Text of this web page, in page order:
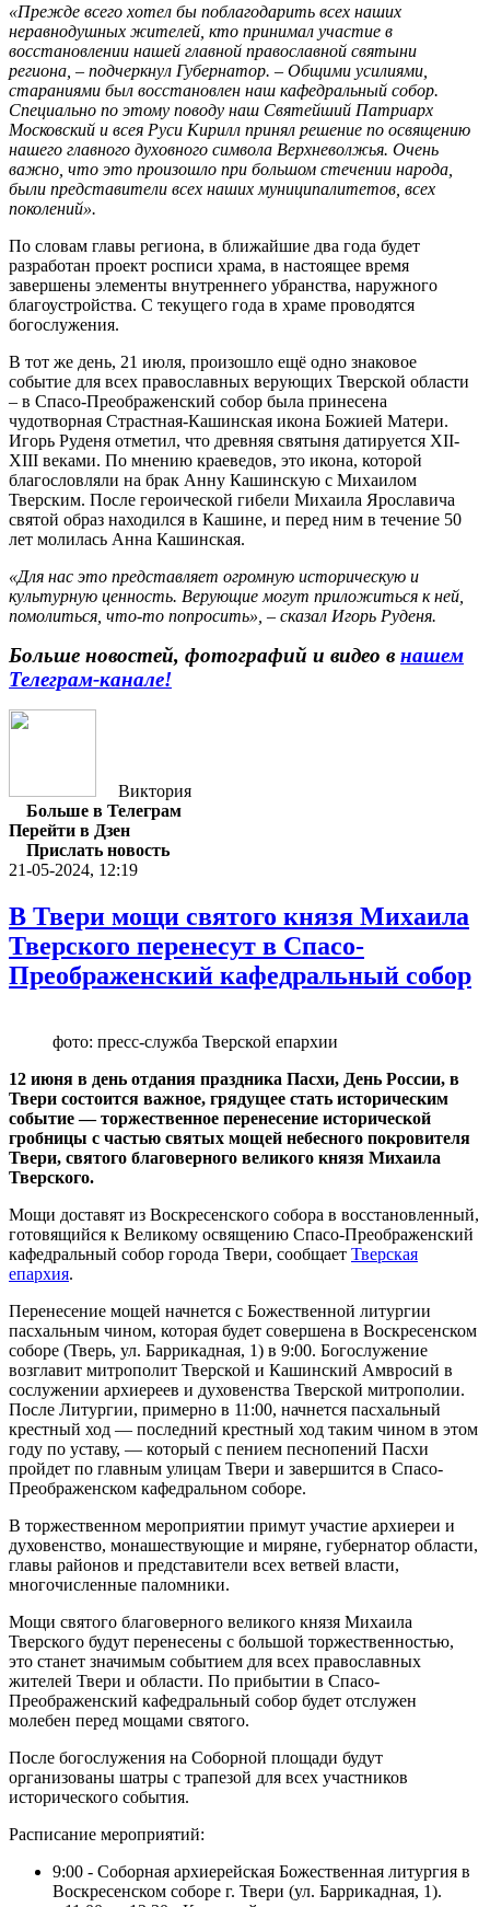
«Прежде всего хотел бы поблагодарить всех наших
неравнодушных жителей, кто принимал участие в
восстановлении нашей главной православной святыни
региона, – подчеркнул Губернатор. – Общими усилиями,
стараниями был восстановлен наш кафедральный собор.
Специально по этому поводу наш Святейший Патриарх
Московский и всея Руси Кирилл принял решение по освящению
нашего главного духовного символа Верхневолжья. Очень
важно, что это произошло при большом стечении народа,
были представители всех наших муниципалитетов, всех
поколений».
По словам главы региона, в ближайшие два года будет
разработан проект росписи храма, в настоящее время
завершены элементы внутреннего убранства, наружного
благоустройства. С текущего года в храме проводятся
богослужения.
В тот же день, 21 июля, произошло ещё одно знаковое
событие для всех православных верующих Тверской области
– в Спасо-Преображенский собор была принесена
чудотворная Страстная-Кашинская икона Божией Матери.
Игорь Руденя отметил, что древняя святыня датируется XII-
XIII веками. По мнению краеведов, это икона, которой
благословляли на брак Анну Кашинскую с Михаилом
Тверским. После героической гибели Михаила Ярославича
святой образ находился в Кашине, и перед ним в течение 50
лет молилась Анна Кашинская.
«Для нас это представляет огромную историческую и
культурную ценность. Верующие могут приложиться к ней,
помолиться, что-то попросить», – сказал Игорь Руденя.
Больше новостей, фотографий и видео в нашем
Телеграм-канале!
Виктория
Больше в Телеграм
Перейти в Дзен
Прислать новость
21-05-2024, 12:19
В Твери мощи святого князя Михаила
Тверского перенесут в Спасо-
Преображенский кафедральный собор
фото: пресс-служба Тверской епархии
12 июня в день отдания праздника Пасхи, День России, в
Твери состоится важное, грядущее стать историческим
событие — торжественное перенесение исторической
гробницы с частью святых мощей небесного покровителя
Твери, святого благоверного великого князя Михаила
Тверского.
Мощи доставят из Воскресенского собора в восстановленный,
готовящийся к Великому освящению Спасо-Преображенский
кафедральный собор города Твери, сообщает Тверская
епархия.
Перенесение мощей начнется с Божественной литургии
пасхальным чином, которая будет совершена в Воскресенском
соборе (Тверь, ул. Баррикадная, 1) в 9:00. Богослужение
возглавит митрополит Тверской и Кашинский Амвросий в
сослужении архиереев и духовенства Тверской митрополии.
После Литургии, примерно в 11:00, начнется пасхальный
крестный ход — последний крестный ход таким чином в этом
году по уставу, — который с пением песнопений Пасхи
пройдет по главным улицам Твери и завершится в Спасо-
Преображенском кафедральном соборе.
В торжественном мероприятии примут участие архиереи и
духовенство, монашествующие и миряне, губернатор области,
главы районов и представители всех ветвей власти,
многочисленные паломники.
Мощи святого благоверного великого князя Михаила
Тверского будут перенесены с большой торжественностью,
это станет значимым событием для всех православных
жителей Твери и области. По прибытии в Спасо-
Преображенский кафедральный собор будет отслужен
молебен перед мощами святого.
После богослужения на Соборной площади будут
организованы шатры с трапезой для всех участников
исторического события.
Расписание мероприятий:
9:00 - Соборная архиерейская Божественная литургия в
Воскресенском соборе г. Твери (ул. Баррикадная, 1).